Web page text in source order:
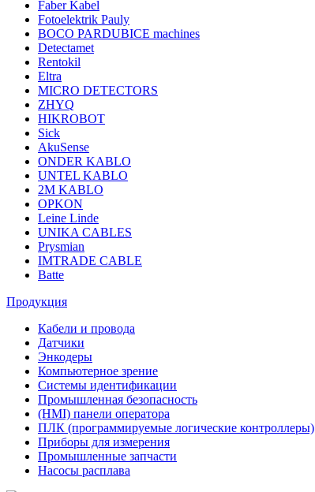
Faber Kabel
Fotoelektrik Pauly
BOCO PARDUBICE machines
Detectamet
Rentokil
Eltra
MICRO DETECTORS
ZHYQ
HIKROBOT
Sick
AkuSense
ONDER KABLO
UNTEL KABLO
2M KABLO
OPKON
Leine Linde
UNIKA CABLES
Prysmian
IMTRADE CABLE
Batte
Продукция
Кабели и провода
Датчики
Энкодеры
Компьютерное зрение
Системы идентификации
Промышленная безопасность
(HMI) панели оператора
ПЛК (программируемые логические контроллеры)
Приборы для измерения
Промышленные запчасти
Насосы расплава